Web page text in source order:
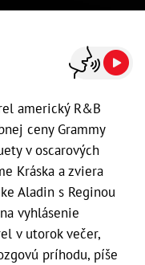
americký R&B
ceny Grammy
v oscarových
Kráska a zviera
Aladin s Reginou
vyhlásenie
v utorok večer,
príhodu, píše